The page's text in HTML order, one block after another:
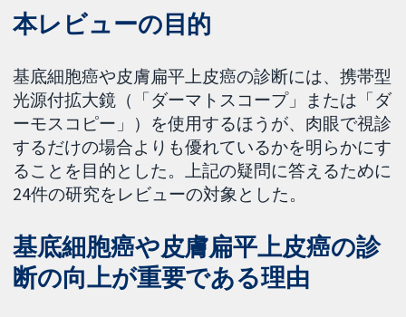
本レビューの目的
基底細胞癌や皮膚扁平上皮癌の診断には、携帯型
光源付拡大鏡（「ダーマトスコープ」または「ダ
ーモスコピー」）を使用するほうが、肉眼で視診
するだけの場合よりも優れているかを明らかにす
ることを目的とした。上記の疑問に答えるために
24件の研究をレビューの対象とした。
基底細胞癌や皮膚扁平上皮癌の診
断の向上が重要である理由